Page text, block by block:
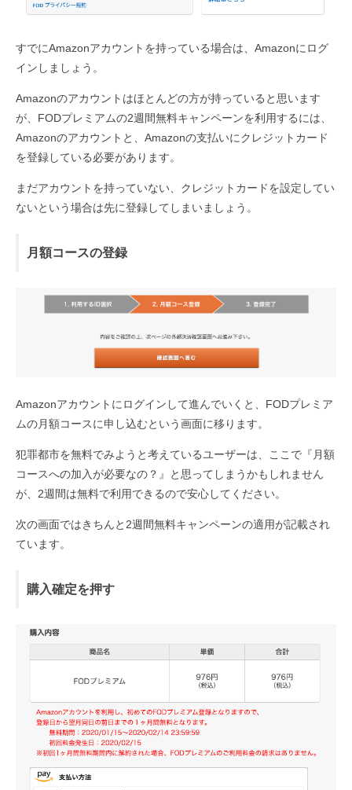
すでにAmazonアカウントを持っている場合は、Amazonにログ
インしましょう。
Amazonのアカウントはほとんどの方が持っていると思います
が、FODプレミアムの2週間無料キャンペーンを利用するには、
Amazonのアカウントと、Amazonの支払いにクレジットカード
を登録している必要があります。
まだアカウントを持っていない、クレジットカードを設定してい
ないという場合は先に登録してしまいましょう。
月額コースの登録
Amazonアカウントにログインして進んでいくと、FODプレミア
ムの月額コースに申し込むという画面に移ります。
犯罪都市を無料でみようと考えているユーザーは、ここで『月額
コースへの加入が必要なの？』と思ってしまうかもしれません
が、2週間は無料で利用できるので安心してください。
次の画面ではきちんと2週間無料キャンペーンの適用が記載され
ています。
購入確定を押す